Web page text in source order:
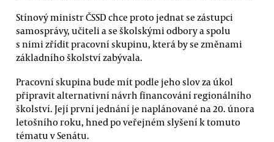
Stínový ministr ČSSD chce proto jednat se zástupci
samosprávy, učiteli a se školskými odbory a spolu
s nimi zřídit pracovní skupinu, která by se změnami
základního školství zabývala.
Pracovní skupina bude mít podle jeho slov za úkol
připravit alternativní návrh financování regionálního
školství. Její první jednání je naplánované na 20. února
letošního roku, hned po veřejném slyšení k tomuto
tématu v Senátu.